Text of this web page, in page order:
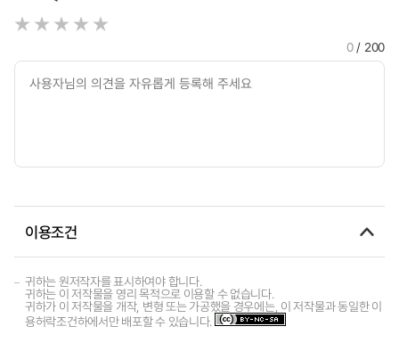
0/ 200
이용조건
귀하는 원저작자를 표시하여야 합니다.
귀하는 이 저작물을 영리 목적으로 이용할 수 없습니다.
귀하가 이 저작물을 개작, 변형 또는 가공했을 경우에는, 이 저작물과 동일한 이
용허락조건하에서만 배포할 수 있습니다.